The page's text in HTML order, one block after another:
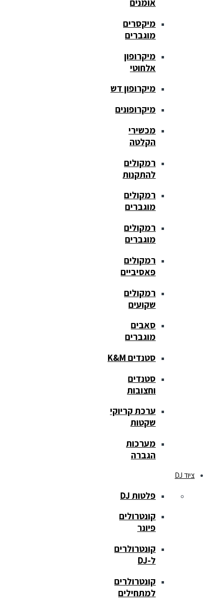
אומנים
מיקסרים
מוגברים
מיקרופון
אלחוטי
מיקרופון דש
מיקרופונים
מכשירי
הקלטה
רמקולים
להתקנות
רמקולים
מוגברים
רמקולים
מוגברים
רמקולים
פאסיביים
רמקולים
שקועים
סאבים
מוגברים
סטנדים K&M
סטנדים
וחצובות
ערכת קריוקי
שקטות
מערכות
הגברה
ציוד DJ
פלטות DJ
קונטרולים
פיונר
קונטרולרים
ל-DJ
קונטרולרים
למתחילים